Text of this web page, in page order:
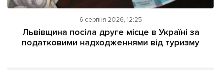
6 серпня 2026, 12:25
Львівщина посіла друге місце в Україні за
податковими надходженнями від туризму